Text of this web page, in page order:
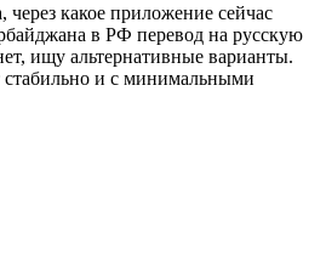
какое приложение сейчас
в РФ перевод на русскую
ищу альтернативные варианты.
и с минимальными